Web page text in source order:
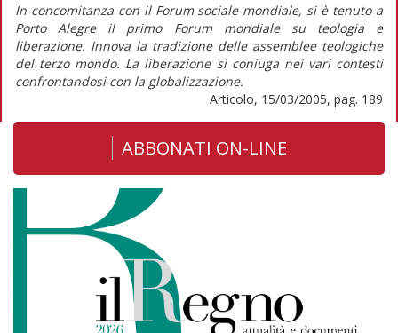
In concomitanza con il Forum sociale mondiale, si è tenuto a
Porto Alegre il primo Forum mondiale su teologia e
liberazione. Innova la tradizione delle assemblee teologiche
del terzo mondo. La liberazione si coniuga nei vari contesti
confrontandosi con la globalizzazione.
Articolo, 15/03/2005, pag. 189
ABBONATI ON-LINE